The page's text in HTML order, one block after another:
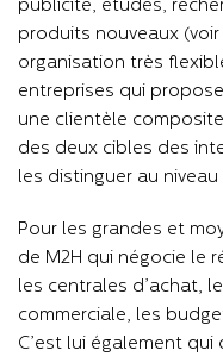
publicité, études,
produits nouveaux
organisation très
entreprises qui
une clientèle
des deux cibles des
les distinguer au
Pour les grandes et
de M2H qui négocie le
les centrales d’achat,
commerciale, les
C’est lui également